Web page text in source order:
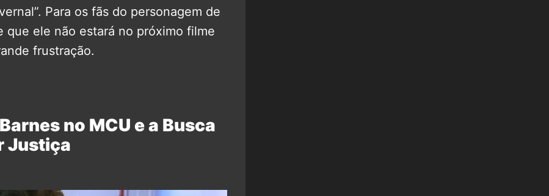
Para os fãs do personagem de
que ele não estará no próximo filme
frustração.
no MCU e a Busca
Justiça